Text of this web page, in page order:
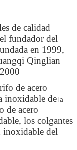
de calidad
fundador del
en 1999,
Qinglian
de acero
inoxidable de la
de acero
los colgantes
inoxidable del